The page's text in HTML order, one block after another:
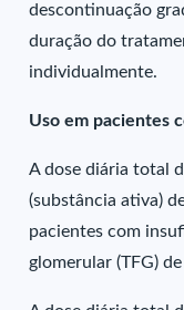
descontinuação
duração do
individualmente.
Uso em pacientes
A dose diária total
(substância ativa)
pacientes com
glomerular (TFG)